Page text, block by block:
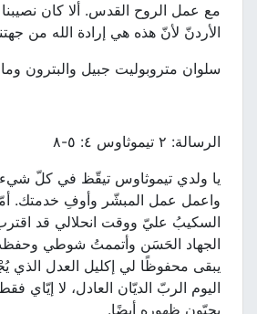
مع عمل الروح القدس. ألا كان
الأردنّ لأنّ هذه هي إرادة الله من جهتنا!
سلوان متروبوليت جبيل والبترون وما
الرسالة: ٢ تيموثاوس ٤: ٥-٨
يا ولدي تيموثاوس تيقّظ في كلّ شيء
واعمل عمل المبشّر وأوفِ خدمتك. أمّا
السكيبُ عليّ ووقت انحلالي قد
الجهاد الحَسَن وأتممتُ شوطي وحفظت
يبقى محفوظًا لي إكليل العدل الذي
اليوم الربّ الديّان العادل، لا إيّاي فقط
يحبّون ظهوره أيضًا.